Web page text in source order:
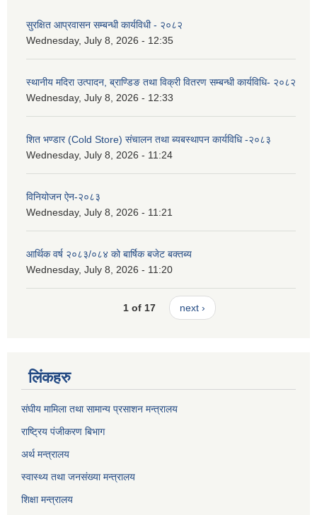
सुरक्षित आप्रवासन सम्बन्धी कार्यविधी - २०८२
Wednesday, July 8, 2026 - 12:35
स्थानीय मदिरा उत्पादन, ब्राण्डिङ तथा विक्री वितरण सम्बन्धी कार्यविधि- २०८२
Wednesday, July 8, 2026 - 12:33
शित भण्डार (Cold Store) संचालन तथा ब्यबस्थापन कार्यविधि -२०८३
Wednesday, July 8, 2026 - 11:24
विनियोजन ऐन-२०८३
Wednesday, July 8, 2026 - 11:21
आर्थिक वर्ष २०८३/०८४ को बार्षिक बजेट बक्तब्य
Wednesday, July 8, 2026 - 11:20
1 of 17 next ›
लिंकहरु
संघीय मामिला तथा सामान्य प्रसाशन मन्त्रालय
राष्ट्रिय पंजीकरण बिभाग
अर्थ मन्त्रालय
स्वास्थ्य तथा जनसंख्या मन्त्रालय
शिक्षा मन्त्रालय